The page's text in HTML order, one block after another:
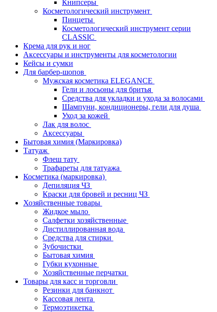
Книпсеры
Косметологический инструмент
Пинцеты
Косметологический инструмент серии
CLASSIC
Крема для рук и ног
Аксессуары и инструменты для косметологии
Кейсы и сумки
Для барбер-шопов
Мужская косметика ELEGANCE
Гели и лосьоны для бритья
Средства для укладки и ухода за волосами
Шампуни, кондиционеры, гели для душа
Уход за кожей
Лак для волос
Аксессуары
Бытовая химия (Маркировка)
Татуаж
Флеш тату
Трафареты для татуажа
Косметика (маркировка)
Депиляция ЧЗ
Краски для бровей и ресниц ЧЗ
Хозяйственные товары
Жидкое мыло
Салфетки хозяйственные
Дистиллированная вода
Средства для стирки
Зубочистки
Бытовая химия
Губки кухонные
Хозяйственные перчатки
Товары для касс и торговли
Резинки для банкнот
Кассовая лента
Термоэтикетка